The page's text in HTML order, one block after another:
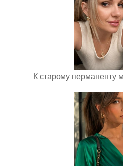
К старому перманенту